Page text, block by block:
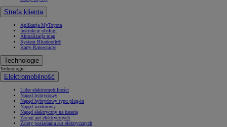
Strefa klienta
Aplikacja MyToyota
Instrukcje obsługi
Aktualizacja map
System Bluetooth®
Karty Ratownicze
Technologie
Technologie
Elektromobilność
Lider elektromobilności
Napęd hybrydowy
Napęd hybrydowy typu plug-in
Napęd wodorowy
Napęd elektryczny na baterię
Zasięg aut elektrycznych
Zalety posiadania aut elektrycznych